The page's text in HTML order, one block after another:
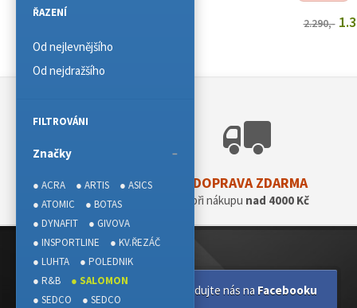
2.290,-
DOPRAVA ZDARMA
při nákupu nad 4000 Kč
ŘAZENÍ
Od nejlevnějšího
Od nejdražšího
FILTROVÁNI
Značky
● ACRA ● ARTIS
● ASICS
● ATOMIC
● BOTAS
● DYNAFIT
● GIVOVA
● INSPORTLINE
● KV.ŘEZÁČ
● LUHTA
● POLEDNIK
● R&B
● SALOMON
● SEDCO
● SEDCO
Sledujte nás na Facebooku